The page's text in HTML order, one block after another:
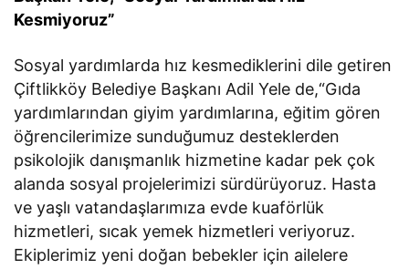
Kesmiyoruz”
Sosyal yardımlarda hız kesmediklerini dile getiren
Çiftlikköy Belediye Başkanı Adil Yele de,“Gıda
yardımlarından giyim yardımlarına, eğitim gören
öğrencilerimize sunduğumuz desteklerden
psikolojik danışmanlık hizmetine kadar pek çok
alanda sosyal projelerimizi sürdürüyoruz. Hasta
ve yaşlı vatandaşlarımıza evde kuaförlük
hizmetleri, sıcak yemek hizmetleri veriyoruz.
Ekiplerimiz yeni doğan bebekler için ailelere